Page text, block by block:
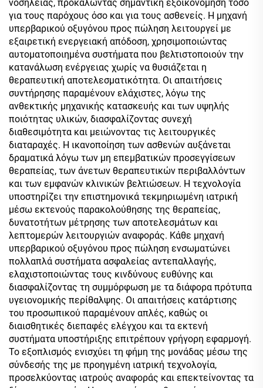
νοσηλείας, προκαλώντας σημαντική εξοικονόμηση τόσο
για τους παρόχους όσο και για τους ασθενείς. Η μηχανή
υπερβαρικού οξυγόνου προς πώληση λειτουργεί με
εξαιρετική ενεργειακή απόδοση, χρησιμοποιώντας
αυτοματοποιημένα συστήματα που βελτιστοποιούν την
κατανάλωση ενέργειας χωρίς να θυσιάζεται η
θεραπευτική αποτελεσματικότητα. Οι απαιτήσεις
συντήρησης παραμένουν ελάχιστες, λόγω της
ανθεκτικής μηχανικής κατασκευής και των υψηλής
ποιότητας υλικών, διασφαλίζοντας συνεχή
διαθεσιμότητα και μειώνοντας τις λειτουργικές
διαταραχές. Η ικανοποίηση των ασθενών αυξάνεται
δραματικά λόγω των μη επεμβατικών προσεγγίσεων
θεραπείας, των άνετων θεραπευτικών περιβαλλόντων
και των εμφανών κλινικών βελτιώσεων. Η τεχνολογία
υποστηρίζει την επιστημονικά τεκμηριωμένη ιατρική
μέσω εκτενούς παρακολούθησης της θεραπείας,
δυνατοτήτων μέτρησης των αποτελεσμάτων και
λεπτομερών λειτουργιών αναφοράς. Κάθε μηχανή
υπερβαρικού οξυγόνου προς πώληση ενσωματώνει
πολλαπλά συστήματα ασφαλείας αντεπαλλαγής,
ελαχιστοποιώντας τους κινδύνους ευθύνης και
διασφαλίζοντας τη συμμόρφωση με τα διάφορα πρότυπα
υγειονομικής περίθαλψης. Οι απαιτήσεις κατάρτισης
του προσωπικού παραμένουν απλές, καθώς οι
διαισθητικές διεπαφές ελέγχου και τα εκτενή
συστήματα υποστήριξης επιτρέπουν γρήγορη εφαρμογή.
Το εξοπλισμός ενισχύει τη φήμη της μονάδας μέσω της
σύνδεσής της με προηγμένη ιατρική τεχνολογία,
προσελκύοντας ιατρούς αναφοράς και επεκτείνοντας τα